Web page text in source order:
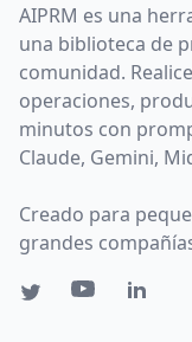
AIPRM es una
una biblioteca de
comunidad.
operaciones,
minutos con
Claude, Gemini,
Creado para
grandes